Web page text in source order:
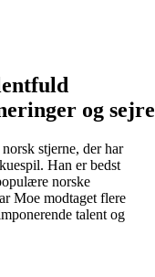
og sejre
stjerne, der har
Han er bedst
norske
Moe modtaget flere
talent og